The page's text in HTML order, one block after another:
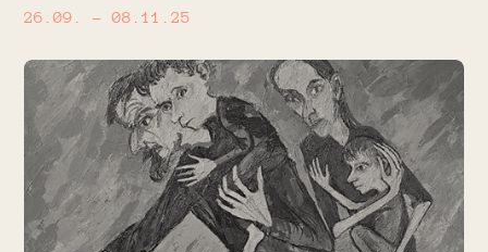
26.09. – 08.11.25